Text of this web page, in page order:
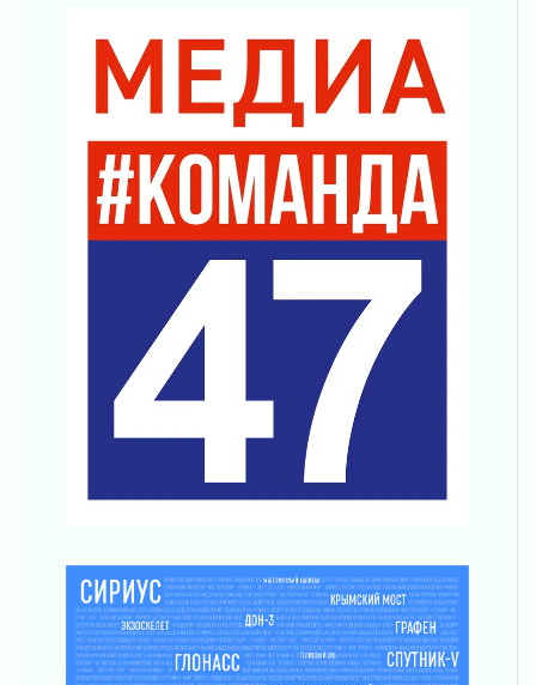
согласие
04 августа 2026
Без риска для здоровья и кошелька
04 августа 2026
Важная информация
04 августа 2026
Что делать со сбережениями
Награды нашли строителей
Ленобласть повышает производительность
труда в ЖКХ
03 августа 2026
Поддержка волонтерских объединений
Ладожский мост полностью закроют на два
часа
Музеи Ленобласти обновляют пространства
03 августа 2026
Новая площадка: 2027
03 августа 2026
Часть медиков в Ленобласти сможет